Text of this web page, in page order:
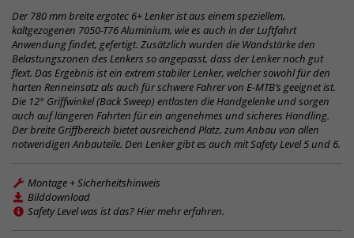
Der 780 mm breite ergotec 6+ Lenker ist aus einem speziellem,
kaltgezogenen 7050-T76 Aluminium, wie es auch in der Luftfahrt
Anwendung findet, gefertigt. Zusätzlich wurden die Wandstärke den
Belastungszonen des Lenkers so angepasst, dass der Lenker noch gut
flext. Das Ergebnis ist ein extrem stabiler Lenker, welcher sowohl für den
harten Renneinsatz als auch für schwere Fahrer von E-MTB’s geeignet ist.
Die 12° Griffwinkel (Back Sweep) entlasten die Handgelenke und sorgen
auch auf längeren Fahrten für ein angenehmes und sicheres Handling.
Der breite Griffbereich bietet ausreichend Platz, zum Anbau von allen
notwendigen Anbauteile. Den Lenker gibt es auch mit Safety Level 5 und 6.
Montage + Sicherheitshinweis
Bilddownload
Safety Level was ist das? Hier mehr erfahren.